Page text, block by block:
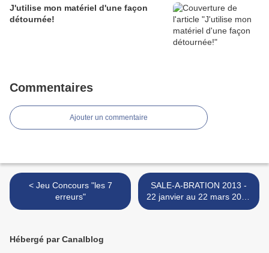
J'utilise mon matériel d'une façon
détournée!
Commentaires
Ajouter un commentaire
< Jeu Concours "les 7
erreurs"
SALE-A-BRATION 2013 -
22 janvier au 22 mars 2013
>
Hébergé par Canalblog